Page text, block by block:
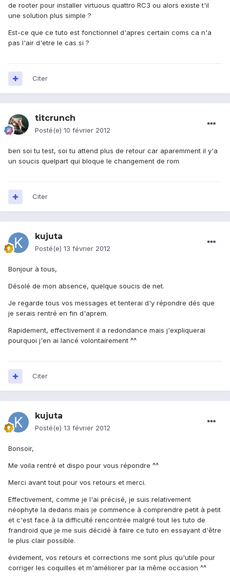
de rooter pour installer virtuous quattro RC3 ou alors existe t'il
une solution plus simple ?
Est-ce que ce tuto est fonctionnel d'apres certain coms ca n'a
pas l'air d'etre le cas si ?
Citer
titcrunch
Posté(e) 10 février 2012
ben soi tu test, soi tu attend plus de retour car aparemment il y'a
un soucis quelpart qui bloque le changement de rom
Citer
kujuta
Posté(e) 13 février 2012
Bonjour à tous,
Désolé de mon absence, quelque soucis de net.
Je regarde tous vos messages et tenterai d'y répondre dés que
je serais rentré en fin d'aprem.
Rapidement, effectivement il a redondance mais j'expliquerai
pourquoi j'en ai lancé volontairement ^^
Citer
kujuta
Posté(e) 13 février 2012
Bonsoir,
Me voila rentré et dispo pour vous répondre ^^
Merci avant tout pour vos retours et merci.
Effectivement, comme je l'ai précisé, je suis relativement
néophyte la dedans mais je commence à comprendre petit à petit
et c'est face à la difficulté rencontrée malgré tout les tuto de
frandroid que je me suis décidé à faire ce tuto en essayant d'être
le plus clair possible.
évidement, vos retours et corrections me sont plus qu'utile pour
corriger les coquilles et m'améliorer par la même occasion ^^